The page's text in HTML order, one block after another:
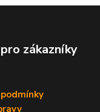
zákazníky